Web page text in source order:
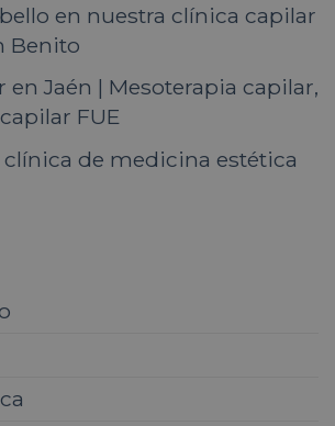
en nuestra clínica capilar
Benito
en Jaén | Mesoterapia capilar,
FUE
clínica de medicina estética